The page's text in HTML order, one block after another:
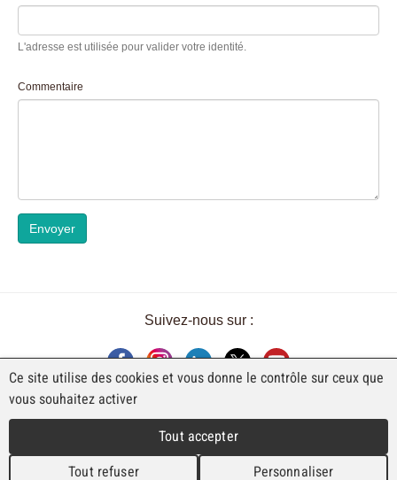
L'adresse est utilisée pour valider votre identité.
Commentaire
Envoyer
Suivez-nous sur :
UNE EXPOSITION DE FAJI SA
Rue Industrielle 98
CH-2740 Moutier
T. +41 (0)32 492 70 10
Ce site utilise des cookies et vous donne le contrôle sur ceux que
vous souhaitez activer
Tout accepter
Tout refuser Personnaliser